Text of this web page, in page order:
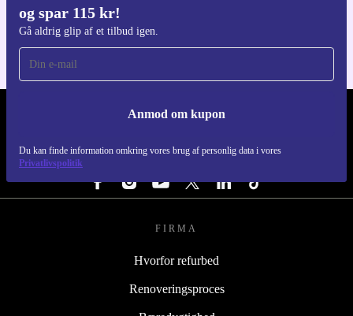
og spar 115 kr!
Gå aldrig glip af et tilbud igen.
Anmod om kupon
Du kan finde information omkring vores brug af personlig data i vores
Privatlivspolitik
REFURBED DANMARK - RETHINK NEW.
FØLG OS
FIRMA
Hvorfor refurbed
Renoveringsproces